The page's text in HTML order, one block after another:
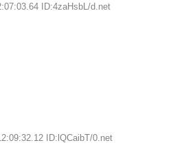
ID:4zaHsbL/d.net
ID:lQCaibT/0.net